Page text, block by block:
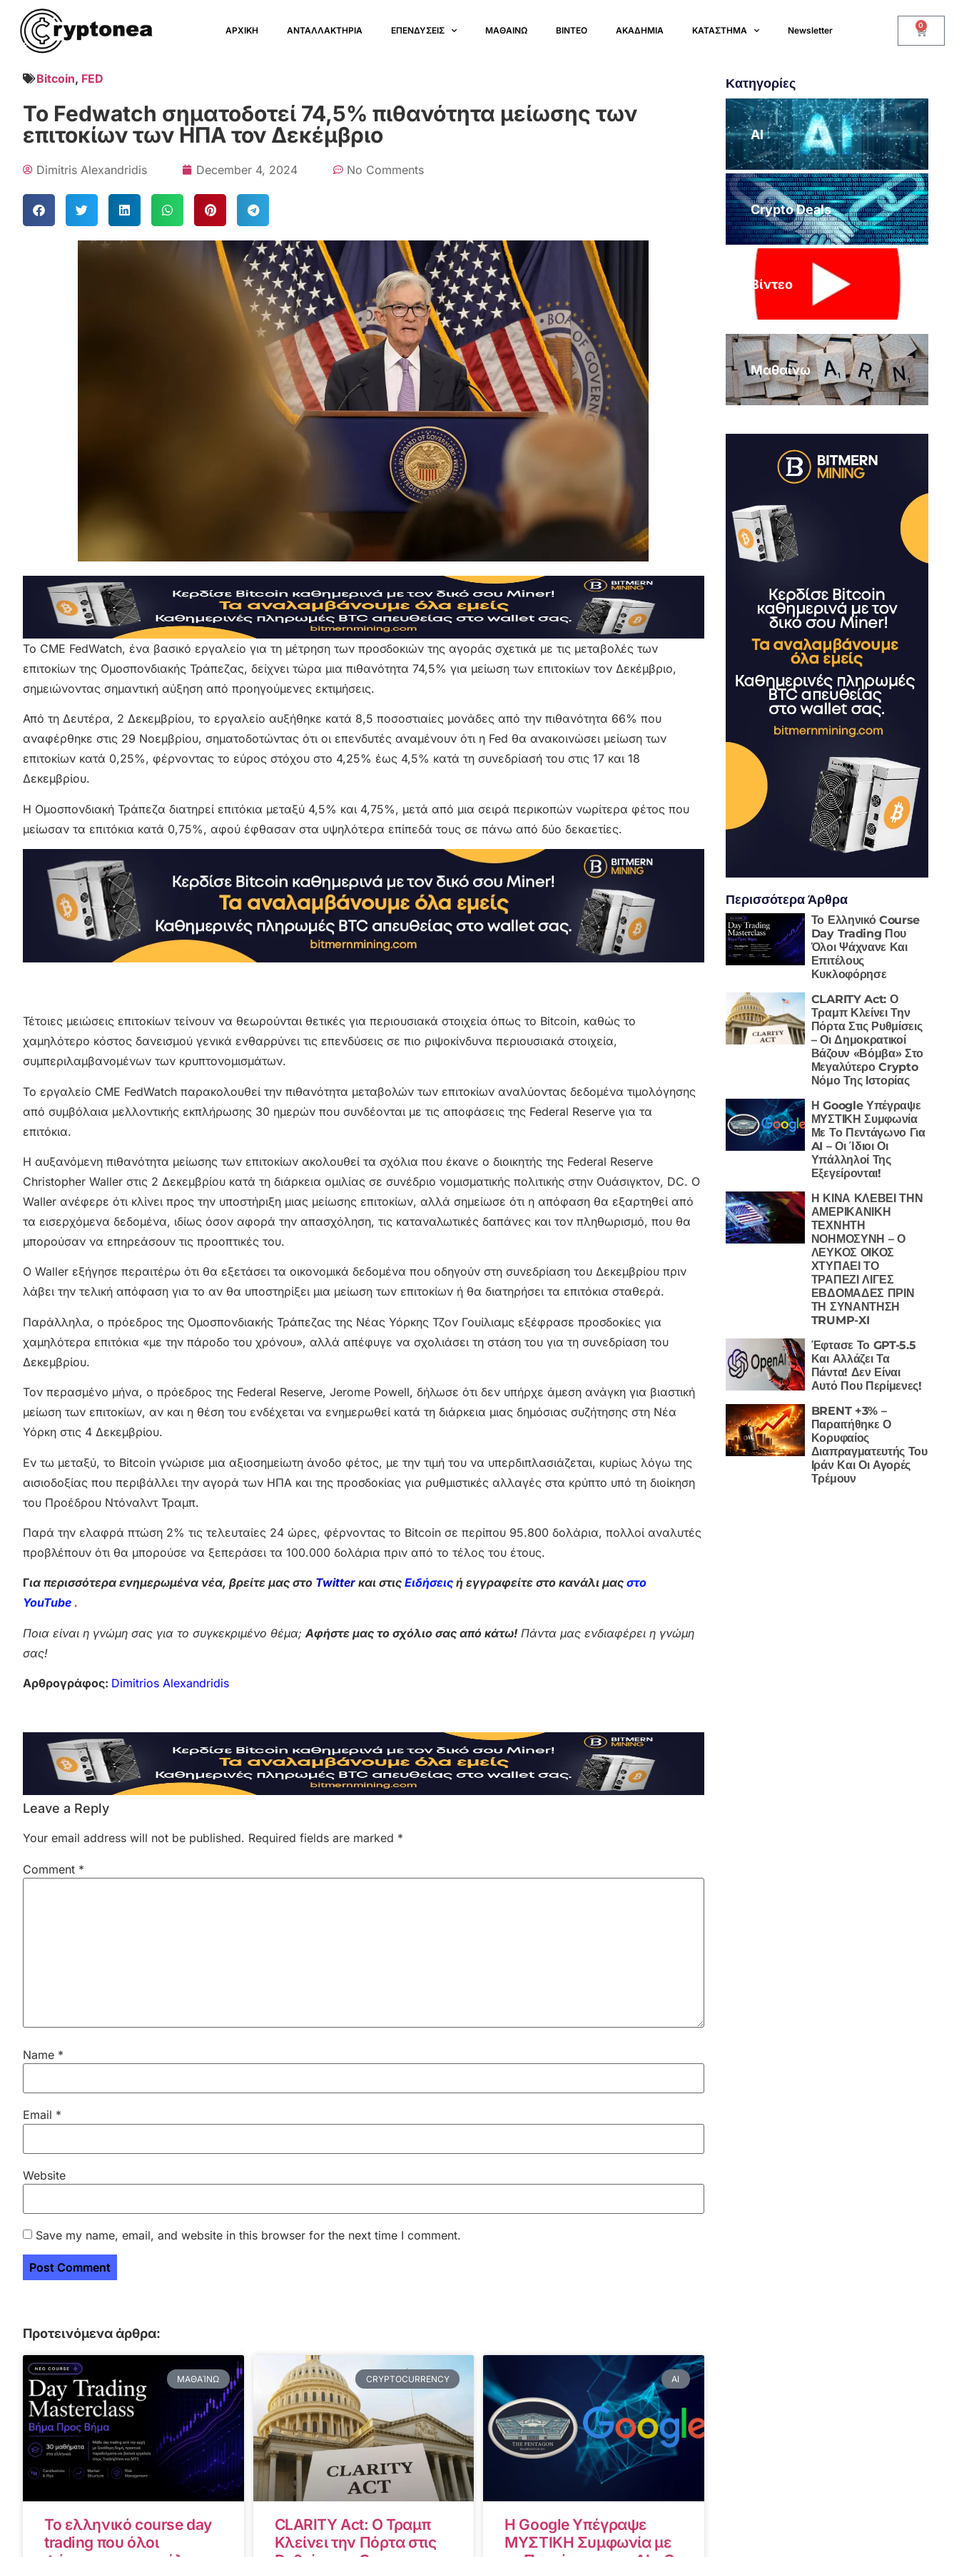
ΑΡΧΙΚΗ ΑΝΤΑΛΛΑΚΤΗΡΙΑ ΕΠΕΝΔΥΣΕΙΣ ΜΑΘΑΙΝΩ ΒΙΝΤΕΟ ΑΚΑΔΗΜΙΑ ΚΑΤΑΣΤΗΜΑ Newsletter 0
Bitcoin, FED
Το Fedwatch σηματοδοτεί 74,5% πιθανότητα μείωσης των
επιτοκίων των ΗΠΑ τον Δεκέμβριο
Dimitris Alexandridis December 4, 2024 No Comments
Το CME FedWatch, ένα βασικό εργαλείο για τη μέτρηση των προσδοκιών της αγοράς σχετικά με τις μεταβολές των
επιτοκίων της Ομοσπονδιακής Τράπεζας, δείχνει τώρα μια πιθανότητα 74,5% για μείωση των επιτοκίων τον Δεκέμβριο,
σημειώνοντας σημαντική αύξηση από προηγούμενες εκτιμήσεις.
Από τη Δευτέρα, 2 Δεκεμβρίου, το εργαλείο αυξήθηκε κατά 8,5 ποσοστιαίες μονάδες από την πιθανότητα 66% που
αναφέρθηκε στις 29 Νοεμβρίου, σηματοδοτώντας ότι οι επενδυτές αναμένουν ότι η Fed θα ανακοινώσει μείωση των
επιτοκίων κατά 0,25%, φέρνοντας το εύρος στόχου στο 4,25% έως 4,5% κατά τη συνεδρίασή του στις 17 και 18
Δεκεμβρίου.
Η Ομοσπονδιακή Τράπεζα διατηρεί επιτόκια μεταξύ 4,5% και 4,75%, μετά από μια σειρά περικοπών νωρίτερα φέτος που
μείωσαν τα επιτόκια κατά 0,75%, αφού έφθασαν στα υψηλότερα επίπεδά τους σε πάνω από δύο δεκαετίες.
Τέτοιες μειώσεις επιτοκίων τείνουν να θεωρούνται θετικές για περιουσιακά στοιχεία όπως το Bitcoin, καθώς το
χαμηλότερο κόστος δανεισμού γενικά ενθαρρύνει τις επενδύσεις σε πιο ριψοκίνδυνα περιουσιακά στοιχεία,
συμπεριλαμβανομένων των κρυπτονομισμάτων.
Το εργαλείο CME FedWatch παρακολουθεί την πιθανότητα μεταβολών των επιτοκίων αναλύοντας δεδομένα τιμολόγησης
από συμβόλαια μελλοντικής εκπλήρωσης 30 ημερών που συνδέονται με τις αποφάσεις της Federal Reserve για τα
επιτόκια.
Η αυξανόμενη πιθανότητα μείωσης των επιτοκίων ακολουθεί τα σχόλια που έκανε ο διοικητής της Federal Reserve
Christopher Waller στις 2 Δεκεμβρίου κατά τη διάρκεια ομιλίας σε συνέδριο νομισματικής πολιτικής στην Ουάσιγκτον, DC. Ο
Waller ανέφερε ότι κλίνει προς την υποστήριξη μιας μείωσης επιτοκίων, αλλά σημείωσε ότι η απόφαση θα εξαρτηθεί από
τα εισερχόμενα δεδομένα, ιδίως όσον αφορά την απασχόληση, τις καταναλωτικές δαπάνες και τον πληθωρισμό, που θα
μπορούσαν να επηρεάσουν τις προοπτικές του.
Ο Waller εξήγησε περαιτέρω ότι θα εξετάσει τα οικονομικά δεδομένα που οδηγούν στη συνεδρίαση του Δεκεμβρίου πριν
λάβει την τελική απόφαση για το αν θα υποστηρίξει μια μείωση των επιτοκίων ή θα διατηρήσει τα επιτόκια σταθερά.
Παράλληλα, ο πρόεδρος της Ομοσπονδιακής Τράπεζας της Νέας Υόρκης Τζον Γουίλιαμς εξέφρασε προσδοκίες για
χαμηλότερα επιτόκια «με την πάροδο του χρόνου», αλλά απέφυγε να σχολιάσει τη στάση του για τη συνεδρίαση του
Δεκεμβρίου.
Τον περασμένο μήνα, ο πρόεδρος της Federal Reserve, Jerome Powell, δήλωσε ότι δεν υπήρχε άμεση ανάγκη για βιαστική
μείωση των επιτοκίων, αν και η θέση του ενδέχεται να ενημερωθεί κατά τη διάρκεια μιας δημόσιας συζήτησης στη Νέα
Υόρκη στις 4 Δεκεμβρίου.
Εν τω μεταξύ, το Bitcoin γνώρισε μια αξιοσημείωτη άνοδο φέτος, με την τιμή του να υπερδιπλασιάζεται, κυρίως λόγω της
αισιοδοξίας που περιβάλλει την αγορά των ΗΠΑ και της προσδοκίας για ρυθμιστικές αλλαγές στα κρύπτο υπό τη διοίκηση
του Προέδρου Ντόναλντ Τραμπ.
Παρά την ελαφρά πτώση 2% τις τελευταίες 24 ώρες, φέρνοντας το Bitcoin σε περίπου 95.800 δολάρια, πολλοί αναλυτές
προβλέπουν ότι θα μπορούσε να ξεπεράσει τα 100.000 δολάρια πριν από το τέλος του έτους.
Για περισσότερα ενημερωμένα νέα, βρείτε μας στο Twitter και στις Ειδήσεις ή εγγραφείτε στο κανάλι μας στο
YouTube .
Ποια είναι η γνώμη σας για το συγκεκριμένο θέμα; Αφήστε μας το σχόλιο σας από κάτω! Πάντα μας ενδιαφέρει η γνώμη
σας!
Αρθρογράφος: Dimitrios Alexandridis
Leave a Reply
Your email address will not be published. Required fields are marked *
Comment *
Name *
Email *
Website
Save my name, email, and website in this browser for the next time I comment.
Προτεινόμενα άρθρα:
ΜΑΘΑΊΝΩ
Το ελληνικό course day
trading που όλοι
CRYPTOCURRENCY
CLARITY Act: Ο Τραμπ
Κλείνει την Πόρτα στις
AI
Η Google Υπέγραψε
ΜΥΣΤΙΚΗ Συμφωνία με
Κατηγορίες
AI
Crypto Deals
Βίντεο
Μαθαίνω
Περισσότερα Άρθρα
Το Ελληνικό Course
Day Trading Που
Όλοι Ψάχνανε Και
Επιτέλους
Κυκλοφόρησε
CLARITY Act: Ο
Τραμπ Κλείνει Την
Πόρτα Στις Ρυθμίσεις
– Οι Δημοκρατικοί
Βάζουν «Βόμβα» Στο
Μεγαλύτερο Crypto
Νόμο Της Ιστορίας
Η Google Υπέγραψε
ΜΥΣΤΙΚΗ Συμφωνία
Με Το Πεντάγωνο Για
AI – Οι Ίδιοι Οι
Υπάλληλοί Της
Εξεγείρονται!
Η ΚΙΝΑ ΚΛΕΒΕΙ ΤΗΝ
ΑΜΕΡΙΚΑΝΙΚΗ
ΤΕΧΝΗΤΗ
ΝΟΗΜΟΣΥΝΗ – Ο
ΛΕΥΚΟΣ ΟΙΚΟΣ
ΧΤΥΠΑΕΙ ΤΟ
ΤΡΑΠΕΖΙ ΛΙΓΕΣ
ΕΒΔΟΜΑΔΕΣ ΠΡΙΝ
ΤΗ ΣΥΝΑΝΤΗΣΗ
TRUMP-XI
Έφτασε Το GPT-5.5
Και Αλλάζει Τα
Πάντα! Δεν Είναι
Αυτό Που Περίμενες!
BRENT +3% –
Παραιτήθηκε Ο
Κορυφαίος
Διαπραγματευτής Του
Ιράν Και Οι Αγορές
Τρέμουν